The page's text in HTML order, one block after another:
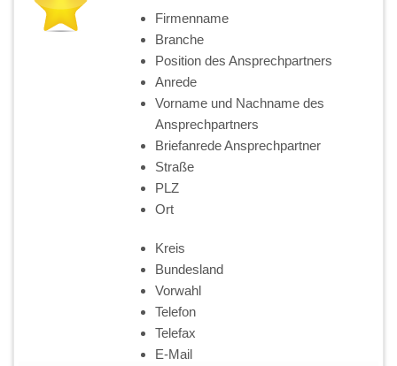
Firmenname
Branche
Position des Ansprechpartners
Anrede
Vorname und Nachname des
Ansprechpartners
Briefanrede Ansprechpartner
Straße
PLZ
Ort
Kreis
Bundesland
Vorwahl
Telefon
Telefax
E-Mail